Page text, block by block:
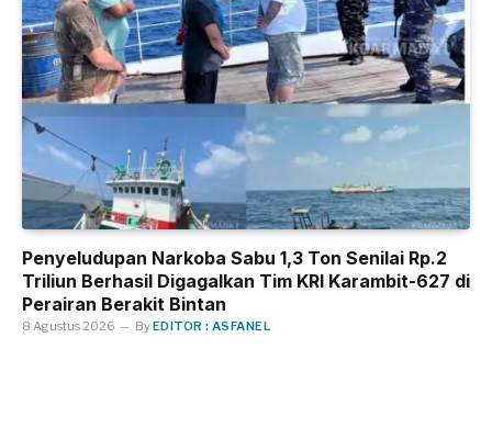
Penyeludupan Narkoba Sabu 1,3 Ton Senilai Rp.2
Triliun Berhasil Digagalkan Tim KRI Karambit-627 di
Perairan Berakit Bintan
8 Agustus 2026 ByEDITOR : ASFANEL